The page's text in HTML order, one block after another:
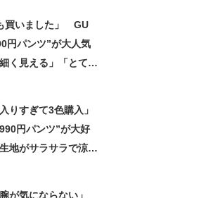
買いました」 GU
円パンツ”が大人気
細く見える」「とても
入りすぎて3色購入」
円パンツ”が大好
地がサラサラで涼し
腕が気にならない」